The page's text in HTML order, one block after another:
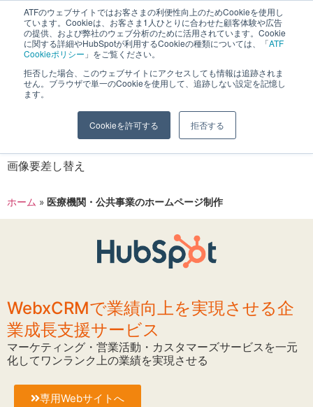
ATFのウェブサイトではお客さまの利便性向上のためCookieを使用し
ています。Cookieは、お客さま1人ひとりに合わせた顧客体験や広告
の提供、および弊社のウェブ分析のために活用されています。Cookie
に関する詳細やHubSpotが利用するCookieの種類については、「ATF
Cookieポリシー 」をご覧ください。
拒否した場合、このウェブサイトにアクセスしても情報は追跡されま
せん。ブラウザで単一のCookieを使用して、追跡しない設定を記憶し
ます。
Cookieを許可する 拒否する
長野県長野市・松本市ウェブ制作事業部 コンサルティングFIRM
医療機関・公共事業の
ホームページ制作
画像要差し替え
ホーム » 医療機関・公共事業のホームページ制作
WebxCRMで業績向上を実現させる企
業成長支援サービス
マーケティング・営業活動・カスタマーズサービスを一元
化してワンランク上の業績を実現させる
専用Webサイトへ